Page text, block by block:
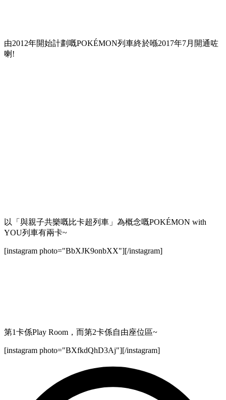
由2012年開始計劃嘅POKÉMON列車終於喺2017年7月開通咗
喇!
以「與親子共樂嘅比卡超列車」為概念嘅POKÉMON with
YOU列車有兩卡~
[instagram photo="BbXJK9onbXX"][/instagram]
第1卡係Play Room，而第2卡係自由座位區~
[instagram photo="BXfkdQhD3Aj"][/instagram]